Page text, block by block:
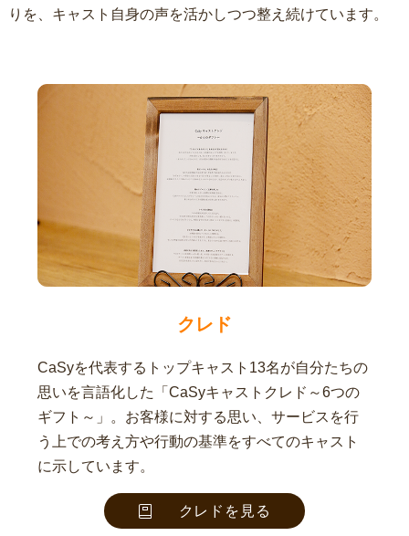
りを、キャスト自身の声を活かしつつ整え続けています。
クレド
CaSyを代表するトップキャスト13名が自分たちの
思いを言語化した「CaSyキャストクレド～6つの
ギフト～」。お客様に対する思い、サービスを行
う上での考え方や行動の基準をすべてのキャスト
に示しています。
クレドを見る